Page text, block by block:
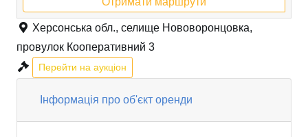
Херсонська обл., селище Нововоронцовка,
провулок Кооперативний 3
Перейти на аукціон
Інформація про об'єкт оренди